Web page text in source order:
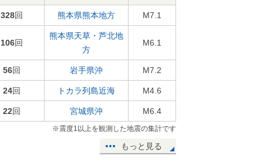
328回 熊本県熊本地方 M7.1
106回
熊本県天草・芦北地
方
M6.1
56回 岩手県沖 M7.2
24回 トカラ列島近海 M4.6
22回 宮城県沖 M6.4
※震度1以上を観測した地震の集計です
もっと見る